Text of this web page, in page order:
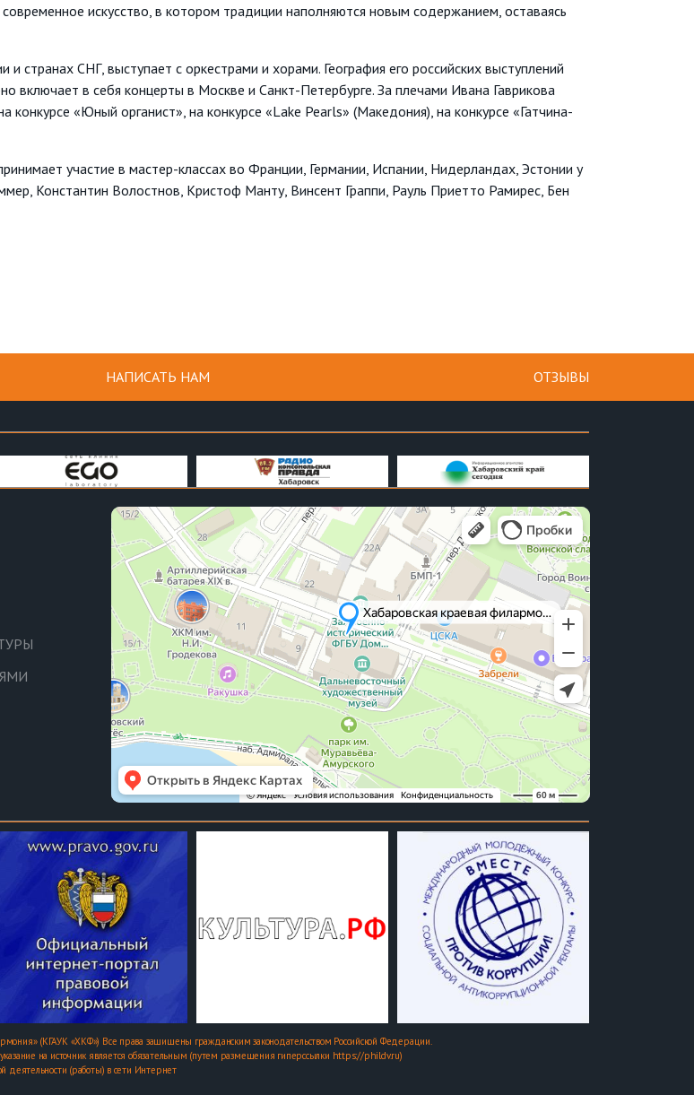
искусство, в котором традиции наполняются новым содержанием, оставаясь
странах СНГ, выступает с оркестрами и хорами. География его российских выступлений
включает в себя концерты в Москве и Санкт-Петербурге. За плечами Ивана Гаврикова
«Юный органист», на конкурсе «Lake Pearls» (Македония), на конкурсе «Гатчина-
участие в мастер-классах во Франции, Германии, Испании, Нидерландах, Эстонии у
Константин Волостнов, Кристоф Манту, Винсент Граппи, Рауль Приетто Рамирес, Бен
НАПИСАТЬ НАМ ОТЗЫВЫ
(КГАУК «ХКФ») Все права защищены гражданским законодательством Российской Федерации.
на источник является обязательным (путем размещения гиперссылки https://phildv.ru)
деятельности (работы) в сети Интернет